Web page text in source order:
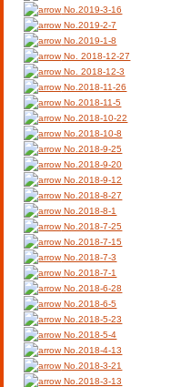
No.2019-3-16
No.2019-2-7
No.2019-1-8
No. 2018-12-27
No. 2018-12-3
No.2018-11-26
No.2018-11-5
No.2018-10-22
No.2018-10-8
No.2018-9-25
No.2018-9-20
No.2018-9-12
No.2018-8-27
No.2018-8-1
No.2018-7-25
No.2018-7-15
No.2018-7-3
No.2018-7-1
No.2018-6-28
No.2018-6-5
No.2018-5-23
No.2018-5-4
No.2018-4-13
No.2018-3-21
No.2018-3-13